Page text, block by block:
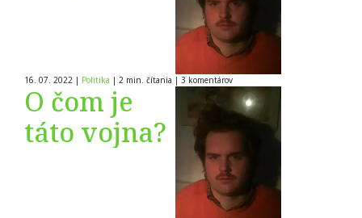
16. 07. 2022 | Politika | 2 min. čítania | 3 komentárov
O čom je
táto vojna?